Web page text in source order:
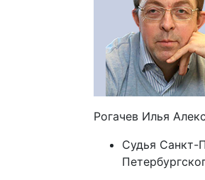
Рогачев Илья
Судья Санкт-